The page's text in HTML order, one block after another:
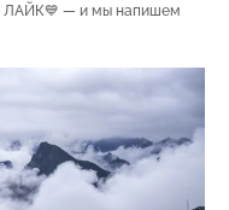
ЛАЙК💙 — и мы напишем